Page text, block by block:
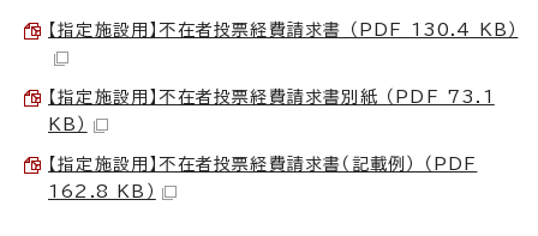
【指定施設用】不在者投票経費請求書 （PDF 130.4 KB）
【指定施設用】不在者投票経費請求書別紙 （PDF 73.1
KB）
【指定施設用】不在者投票経費請求書（記載例） （PDF
162.8 KB）